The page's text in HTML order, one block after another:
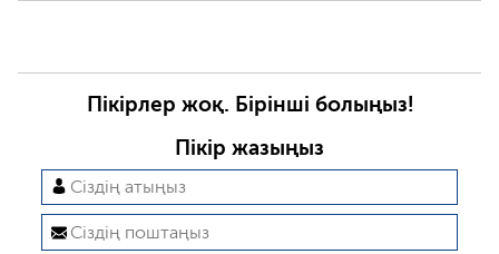
Пікірлер жоқ. Бірінші болыңыз!
Пікір жазыңыз